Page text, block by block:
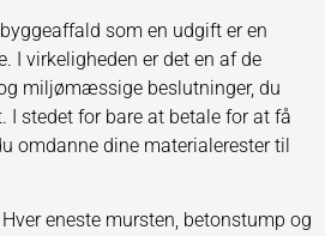
som en udgift er en
I virkeligheden er det en af de
miljømæssige beslutninger, du
stedet for bare at betale for at få
omdanne dine materialerester til
eneste mursten, betonstump og